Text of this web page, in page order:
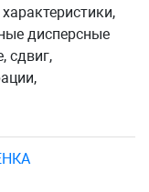
дисперсные
сдвиг,